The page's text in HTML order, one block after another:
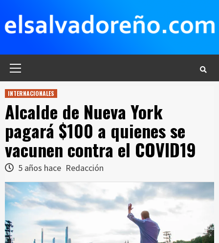
contenido
INTERNACIONALES
Alcalde de Nueva York
pagará $100 a quienes se
vacunen contra el COVID19
5 años hace Redacción